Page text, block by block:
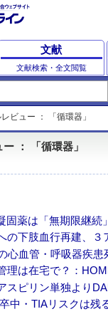
文献
文献検索・全文閲覧
ビュー ： 「循環器」
： 「循環器」
固薬は「無期限継続
の下肢血行再建、３
心血管・呼吸器疾患
理は在宅で？：
スピリン単独より
中・TIAリスクは残